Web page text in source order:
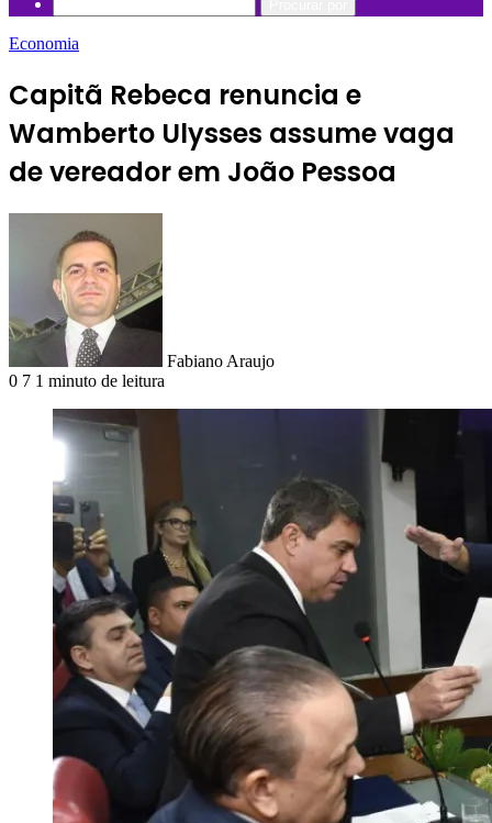
Economia
Capitã Rebeca renuncia e
Wamberto Ulysses assume vaga
de vereador em João Pessoa
Fabiano Araujo
0 7 1 minuto de leitura